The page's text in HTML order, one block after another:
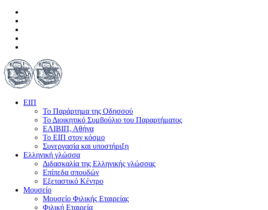
ΕΙΠ
Το Παράρτημα της Οδησσού
Το Διοικητικό Συμβούλιο του Παραρτήματος
ΕΛΙΒΙΠ, Αθήνα
Το ΕΙΠ στον κόσμο
Συνεργασία και υποστήριξη
Ελληνική γλώσσα
Διδασκαλία της Ελληνικής γλώσσας
Επίπεδα σπουδών
Εξεταστικό Κέντρο
Μουσείο
Μουσείο Φιλικής Εταιρείας
Φιλική Εταιρεία